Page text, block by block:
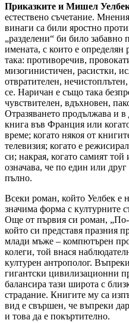
Приказките и Мишел
естествено съчетание.
винаги са били яростно
„разделени“ би било
имената, с които е определян
така: противоречив,
мизогинистичен, расистки,
отвратителен,
се. Наричан е също така
чувствителен, вдъхновен,
Отразяването продължава и в
книга във Франция или
време; когато някоя от
телевизия; когато е
си; накрая, когато самият
означава, че по един или
пълно.
Всеки роман, който Уелбек е
значима форма с културните
Още от първия си роман, „По-
който си представя празния
млади мъже – компютърен
колеги, той внася
културен антрополог.
гигантски цивилизационни
балансира тази широта с
страдание. Книгите му са
вид е свършен, че въпреки
и това да е покъртително.